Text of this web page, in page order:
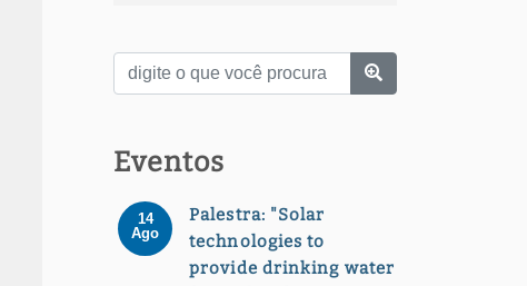
Eventos
14
Ago
Palestra: "Solar
technologies to
provide drinking water